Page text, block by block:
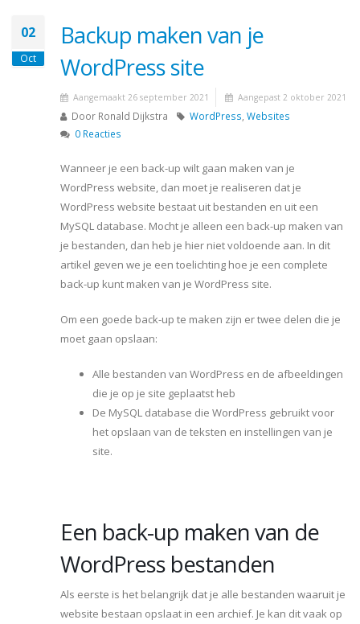
02
Oct
Backup maken van je
WordPress site
Aangemaakt 26 september 2021 Aangepast 2 oktober 2021
Door Ronald Dijkstra WordPress Websites
0 Reacties
Wanneer je een back-up wilt gaan maken van je
WordPress website, dan moet je realiseren dat je
WordPress website bestaat uit bestanden en uit een
MySQL database. Mocht je alleen een back-up maken van
je bestanden, dan heb je hier niet voldoende aan. In dit
artikel geven we je een toelichting hoe je een complete
back-up kunt maken van je WordPress site.
Om een goede back-up te maken zijn er twee delen die je
moet gaan opslaan:
Alle bestanden van WordPress en de afbeeldingen
die je op je site geplaatst heb
De MySQL database die WordPress gebruikt voor
het opslaan van de teksten en instellingen van je
site.
Een back-up maken van de
WordPress bestanden
Als eerste is het belangrijk dat je alle bestanden waaruit je
website bestaan opslaat in een archief. Je kan dit vaak op